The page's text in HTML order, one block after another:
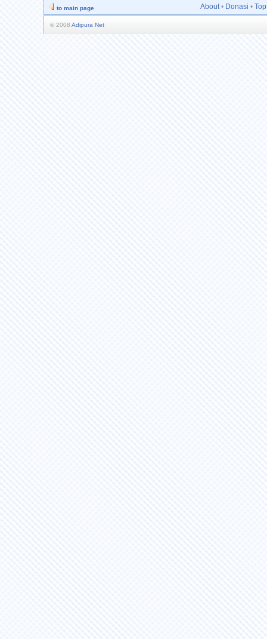
to main page About • Donasi •
© 2008 Adipura Net